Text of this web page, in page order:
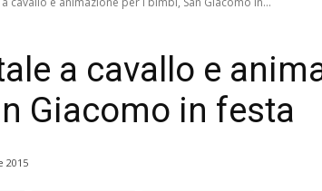
a cavallo e
Giacomo in festa
2015